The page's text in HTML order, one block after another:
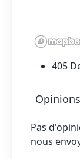
405
Pas
nous